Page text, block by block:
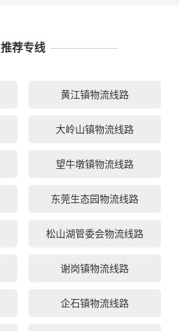
推荐专线
黄江镇物流线路
大岭山镇物流线路
望牛墩镇物流线路
东莞生态园物流线路
松山湖管委会物流线路
谢岗镇物流线路
企石镇物流线路